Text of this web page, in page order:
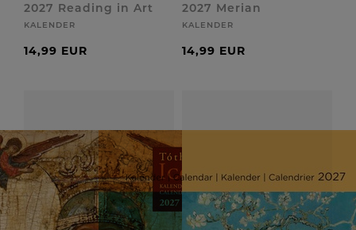
2027 Reading in Art
KALENDER
14,99 EUR
2027 Merian
KALENDER
14,99 EUR